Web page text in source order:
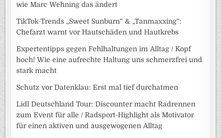
wie Marc Wehning das ändert
TikTok-Trends „Sweet Sunburn“ & „Tanmaxxing“:
Chefarzt warnt vor Hautschäden und Hautkrebs
Expertentipps gegen Fehlhaltungen im Alltag / Kopf
hoch! Wie eine aufrechte Haltung uns schmerzfrei und
stark macht
Schutz vor Datenklau: Erst mal tief durchatmen
Lidl Deutschland Tour: Discounter macht Radrennen
zum Event für alle / Radsport-Highlight als Motivator
für einen aktiven und ausgewogenen Alltag